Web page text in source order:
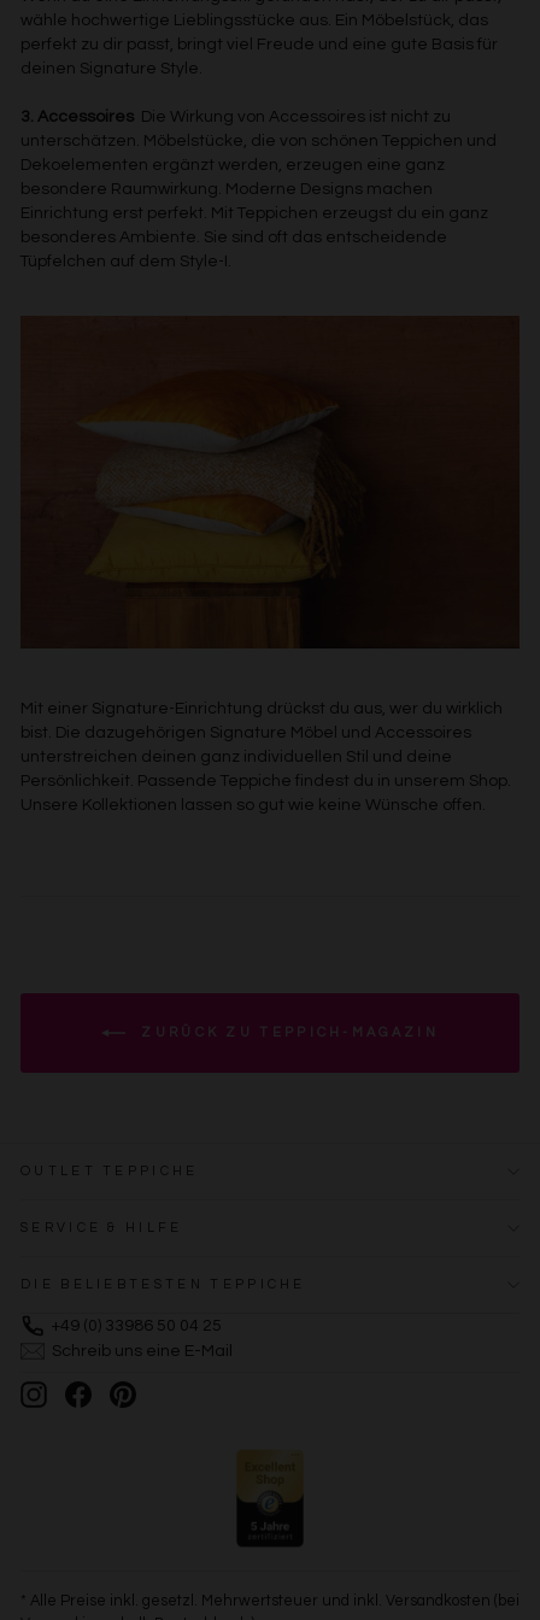
wähle hochwertige Lieblingsstücke aus. Ein Möbelstück, das
perfekt zu dir passt, bringt viel Freude und eine gute Basis für
deinen Signature Style.
3. Accessoires Die Wirkung von Accessoires ist nicht zu
unterschätzen. Möbelstücke, die von schönen Teppichen und
Dekoelementen ergänzt werden, erzeugen eine ganz
besondere Raumwirkung. Moderne Designs machen
Einrichtung erst perfekt. Mit Teppichen erzeugst du ein ganz
besonderes Ambiente. Sie sind oft das entscheidende
Tüpfelchen auf dem Style-I.
Mit einer Signature-Einrichtung drückst du aus, wer du wirklich
bist. Die dazugehörigen Signature Möbel und Accessoires
unterstreichen deinen ganz individuellen Stil und deine
Persönlichkeit. Passende Teppiche findest du in unserem Shop.
Unsere Kollektionen lassen so gut wie keine Wünsche offen.
ZURÜCK ZU TEPPICH-MAGAZIN
OUTLET TEPPICHE
SERVICE & HILFE
DIE BELIEBTESTEN TEPPICHE
+49 (0) 33986 50 04 25
Schreib uns eine E-Mail
InstagramFacebookPinterest
* Alle Preise inkl. gesetzl. Mehrwertsteuer und inkl. Versandkosten (bei
Messung der Performance von Inhalten
Analyse von Zielgruppen durch Statistiken oder
Kombinationen von Daten aus verschiedenen Quellen
Entwicklung und Verbesserung der Angebote
Besondere Features:
Verwendung genauer Standortdaten
Endgeräteeigenschaften zur Identifikation aktiv abfragen